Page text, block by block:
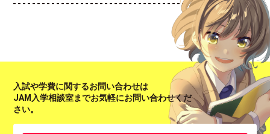
入試や学費に関するお問い合わせは
JAM入学相談室までお気軽にお問い合わせくだ
さい。